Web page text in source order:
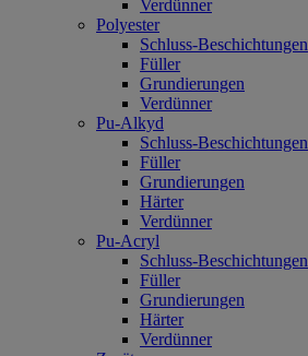
Verdünner
Polyester
Schluss-Beschichtungen
Füller
Grundierungen
Verdünner
Pu-Alkyd
Schluss-Beschichtungen
Füller
Grundierungen
Härter
Verdünner
Pu-Acryl
Schluss-Beschichtungen
Füller
Grundierungen
Härter
Verdünner